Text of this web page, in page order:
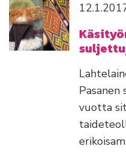
Pasanen
vuotta